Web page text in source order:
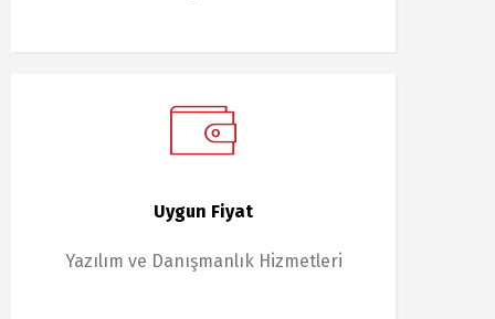
Uygun Fiyat
Yazılım ve Danışmanlık Hizmetleri